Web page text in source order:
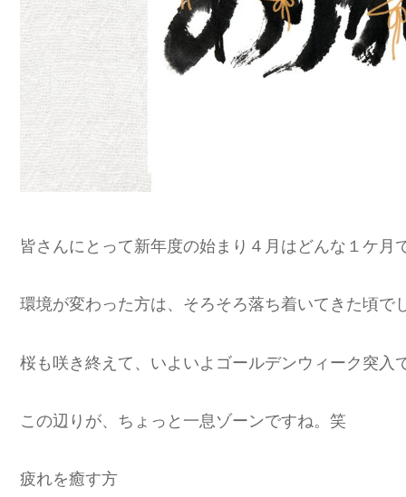
皆さんにとって新年度の始まり４月はどんな１ケ月
環境が変わった方は、そろそろ落ち着いてきた頃で
桜も咲き終えて、いよいよゴールデンウィーク突入
この辺りが、ちょっと一息ゾーンですね。笑
疲れを癒す方